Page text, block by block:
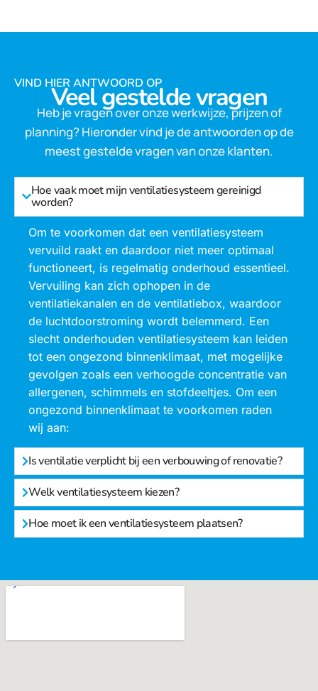
VIND HIER ANTWOORD OP
Veel gestelde vragen
Heb je vragen over onze werkwijze, prijzen of
planning? Hieronder vind je de antwoorden op de
meest gestelde vragen van onze klanten.
Hoe vaak moet mijn ventilatiesysteem gereinigd
worden?
Om te voorkomen dat een ventilatiesysteem
vervuild raakt en daardoor niet meer optimaal
functioneert, is regelmatig onderhoud essentieel.
Vervuiling kan zich ophopen in de
ventilatiekanalen en de ventilatiebox, waardoor
de luchtdoorstroming wordt belemmerd. Een
slecht onderhouden ventilatiesysteem kan leiden
tot een ongezond binnenklimaat, met mogelijke
gevolgen zoals een verhoogde concentratie van
allergenen, schimmels en stofdeeltjes. Om een
ongezond binnenklimaat te voorkomen raden
wij aan:
Is ventilatie verplicht bij een verbouwing of renovatie?
Welk ventilatiesysteem kiezen?
Hoe moet ik een ventilatiesysteem plaatsen?